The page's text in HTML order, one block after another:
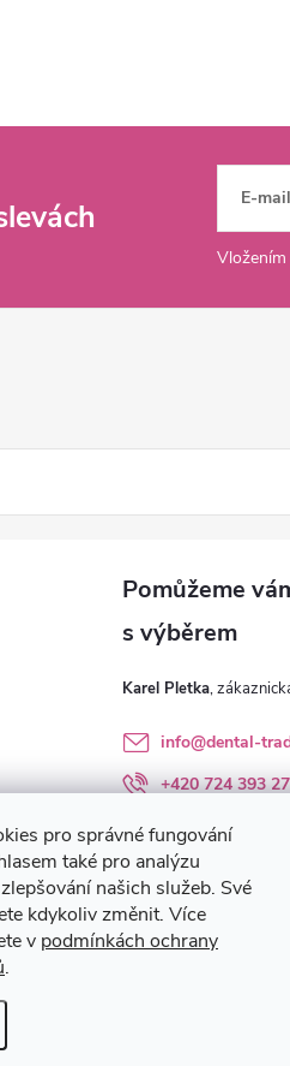
pro správné fungování
také pro analýzu
našich služeb. Své
kdykoliv změnit. Více
v podmínkách ochrany
.
E-mail
Karel Pletka
info@dental-
+420 724 393
Sledujte nás na
dental_trade.cz
nastavení cookies